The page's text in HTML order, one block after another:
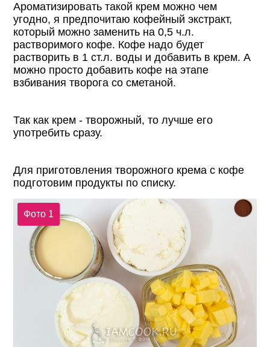
Ароматизировать такой крем можно чем
угодно, я предпочитаю кофейный экстракт,
который можно заменить на 0,5 ч.л.
растворимого кофе. Кофе надо будет
растворить в 1 ст.л. воды и добавить в крем. А
можно просто добавить кофе на этапе
взбивания творога со сметаной.
Так как крем - творожный, то лучше его
употребить сразу.
Для приготовления творожного крема с кофе
подготовим продукты по списку.
Фото 1